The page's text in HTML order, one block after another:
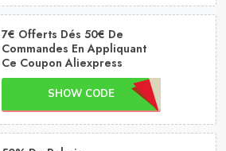
7€ Offerts Dés 50€ De
Commandes En Appliquant
Ce Coupon Aliexpress
SHOW CODE